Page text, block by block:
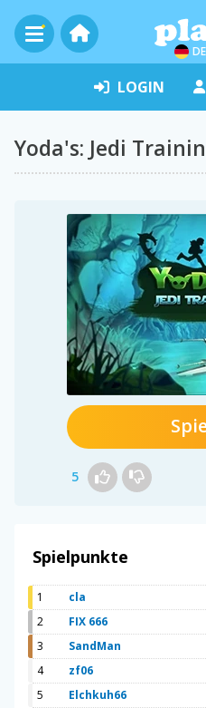
DE
LOGIN
Yoda's: Jedi
5
Spielpunkte
1 cla
2
FIX 666
3
SandMan
4
zf06
5
Elchkuh66